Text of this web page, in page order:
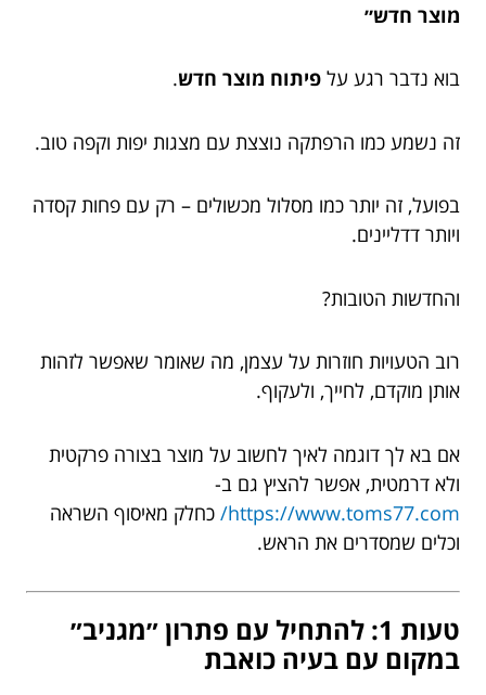
מוצר חדש״
בוא נדבר רגע על פיתוח מוצר חדש.
זה נשמע כמו הרפתקה נוצצת עם מצגות יפות וקפה טוב.
בפועל, זה יותר כמו מסלול מכשולים – רק עם פחות קסדה
ויותר דדליינים.
והחדשות הטובות?
רוב הטעויות חוזרות על עצמן, מה שאומר שאפשר לזהות
אותן מוקדם, לחייך, ולעקוף.
אם בא לך דוגמה לאיך לחשוב על מוצר בצורה פרקטית
ולא דרמטית, אפשר להציץ גם ב-
https://www.toms77.com/ כחלק מאיסוף השראה
וכלים שמסדרים את הראש.
טעות 1: להתחיל עם פתרון ״מגניב״
במקום עם בעיה כואבת